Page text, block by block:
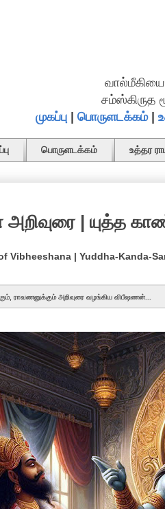
சம்ஸ்கிருத
முகப்பு| பொருளடக்கம்|
பொருளடக்கம் உத்தர
| யுத்த
Vibheeshana | Yuddha-Kanda-
ராவணனுக்கும் அறிவுரை வழங்கிய விபீஷணன்...